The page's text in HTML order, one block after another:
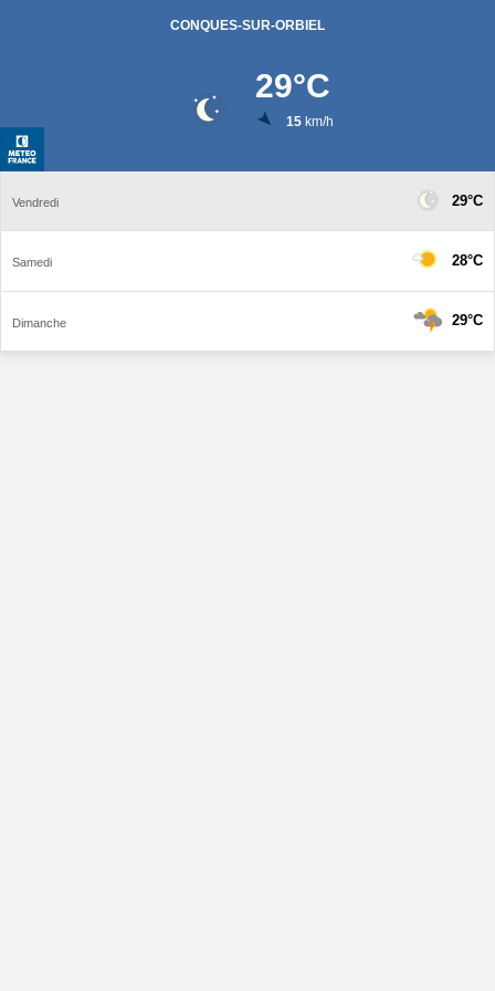
CONQUES-SUR-ORBIEL
29°C
15km/h
Vendredi 29°C
Samedi 28°C
Dimanche 29°C